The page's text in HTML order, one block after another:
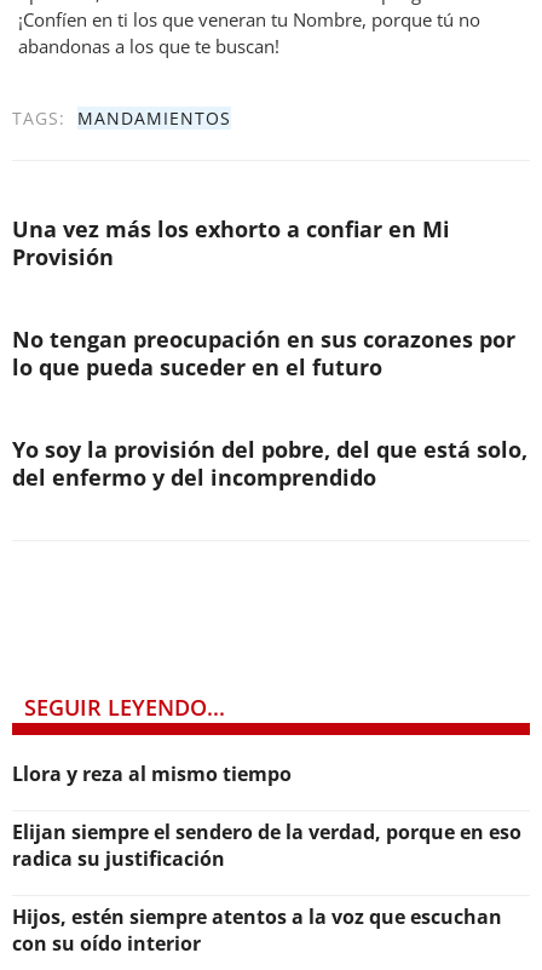
¡Confíen en ti los que veneran tu Nombre, porque tú no
abandonas a los que te buscan!
TAGS: MANDAMIENTOS
Una vez más los exhorto a confiar en Mi
Provisión
No tengan preocupación en sus corazones por
lo que pueda suceder en el futuro
Yo soy la provisión del pobre, del que está solo,
del enfermo y del incomprendido
SEGUIR LEYENDO...
Llora y reza al mismo tiempo
Elijan siempre el sendero de la verdad, porque en eso
radica su justificación
Hijos, estén siempre atentos a la voz que escuchan
con su oído interior